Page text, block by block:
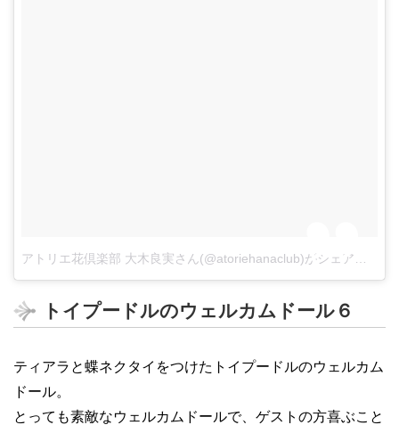
トイプードルのウェルカムドール６
ティアラと蝶ネクタイをつけたトイプードルのウェルカム
ドール。
とっても素敵なウェルカムドールで、ゲストの方喜ぶこと